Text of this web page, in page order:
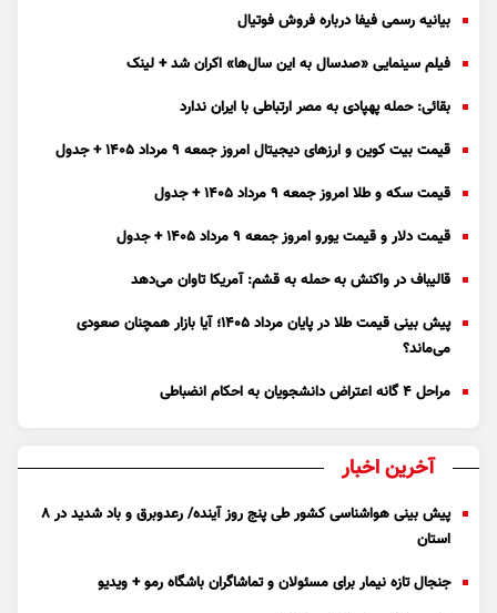
بیانیه رسمی فیفا درباره فروش فوتیال
فیلم سینمایی «صدسال به این سال‌ها» اکران شد + لینک
بقائی: حمله پهپادی به مصر ارتباطی با ایران ندارد
قیمت بیت کوین و ارز‌های دیجیتال امروز جمعه ۹ مرداد ۱۴۰۵ + جدول
قیمت سکه و طلا امروز جمعه ۹ مرداد ۱۴۰۵ + جدول
قیمت دلار و قیمت یورو امروز جمعه ۹ مرداد ۱۴۰۵ + جدول
قالیباف در واکنش به حمله به قشم: آمریکا تاوان می‌دهد
پیش بینی قیمت طلا در پایان مرداد 1405؛ آیا بازار همچنان صعودی
می‌ماند؟
مراحل ۴ گانه اعتراض دانشجویان به احکام انضباطی
آخرین اخبار
پیش بینی هواشناسی کشور طی پنج روز آینده/ رعدوبرق و باد شدید در ۸
استان
جنجال تازه نیمار برای مسئولان و تماشاگران باشگاه رمو + ویدیو